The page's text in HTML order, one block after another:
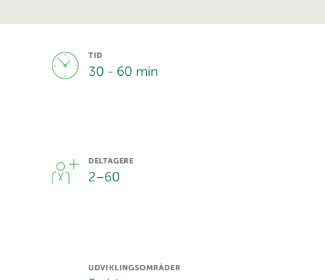
TID
30 - 60 min
DELTAGERE
2–60
UDVIKLINGSOMRÅDER